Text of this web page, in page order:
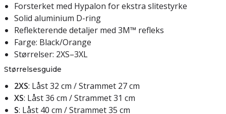
Forsterket med Hypalon for ekstra slitestyrke
Solid aluminium D-ring
Reflekterende detaljer med 3M™ refleks
Farge: Black/Orange
Størrelser: 2XS–3XL
Størrelsesguide
2XS: Låst 32 cm / Strammet 27 cm
XS: Låst 36 cm / Strammet 31 cm
S: Låst 40 cm / Strammet 35 cm